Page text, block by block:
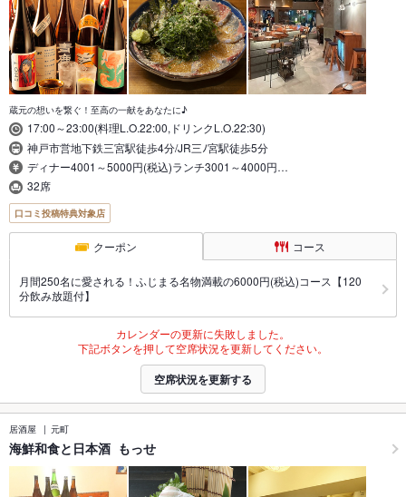
蔵元の想いを繋ぐ！至高の一献をあなたに♪
17:00～23:00(料理L.O.22:00,ドリンクL.O.22:30)
神戸市営地下鉄三宮駅徒歩4分/JR三ﾉ宮駅徒歩5分
ディナー4001～5000円(税込)ランチ3001～4000円…
32席
口コミ投稿特典対象店
クーポン コース
月間250名に愛される！ふじまる名物満載の6000円(税込)コース【120
分飲み放題付】
カレンダーの更新に失敗しました。
下記ボタンを押して空席状況を更新してください。
空席状況を更新する
居酒屋 元町
海鮮和食と日本酒 もっせ